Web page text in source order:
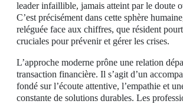
leader infaillible, jamais atteint par le doute
C’est précisément dans cette sphère
reléguée face aux chiffres, que résident
cruciales pour prévenir et gérer les crises.
L’approche moderne prône une relation
transaction financière. Il s’agit d’un
fondé sur l’écoute attentive, l’empathie et
constante de solutions durables. Les